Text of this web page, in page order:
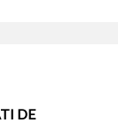
DE